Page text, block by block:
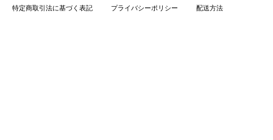
特定商取引法に基づく表記
プライバシーポリシー 配送方法